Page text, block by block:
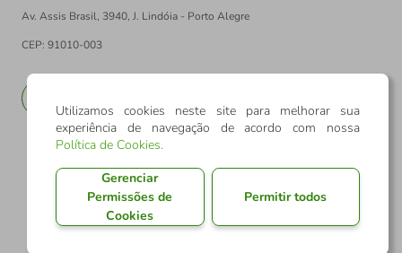
Av. Assis Brasil, 3940, J. Lindóia - Porto Alegre
CEP: 91010-003
Utilizamos cookies neste site para melhorar sua
experiência de navegação de acordo com nossa
Política de Cookies.
Gerenciar
Permissões de
Cookies
Permitir todos